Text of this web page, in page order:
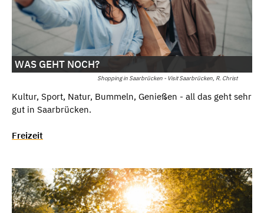
Shopping in Saarbrücken - Visit Saarbrücken, R. Christ
WAS GEHT NOCH?
Kultur, Sport, Natur, Bummeln, Genießen - all das geht sehr
gut in Saarbrücken.
Freizeit